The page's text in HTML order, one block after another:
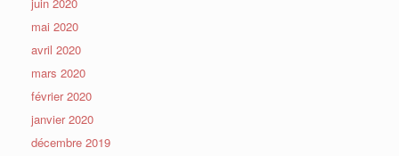
mai 2020
avril 2020
mars 2020
février 2020
janvier 2020
décembre 2019